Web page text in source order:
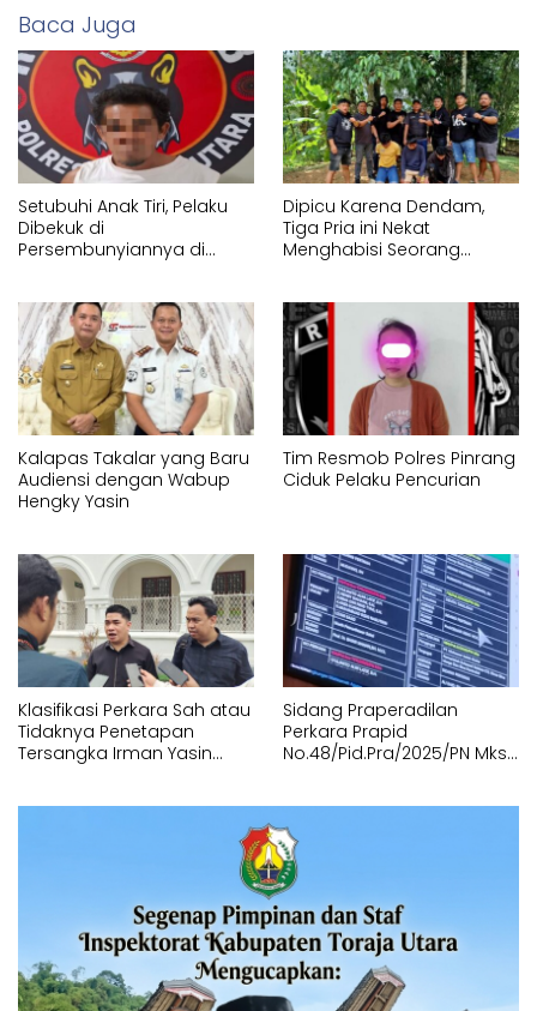
Baca Juga
Setubuhi Anak Tiri, Pelaku
Dibekuk di
Persembunyiannya di
Dipicu Karena Dendam,
Tiga Pria ini Nekat
Menghabisi Seorang
Kalapas Takalar yang Baru
Audiensi dengan Wabup
Hengky Yasin
Tim Resmob Polres Pinrang
Ciduk Pelaku Pencurian
Klasifikasi Perkara Sah atau
Tidaknya Penetapan
Tersangka Irman Yasin
Sidang Praperadilan
Perkara Prapid
No.48/Pid.Pra/2025/PN Mks